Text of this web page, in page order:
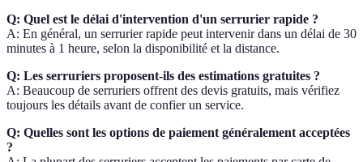
Q: Quel est le délai d'intervention d'un serrurier rapide ?
A: En général, un serrurier rapide peut intervenir dans un délai de 30
minutes à 1 heure, selon la disponibilité et la distance.
Q: Les serruriers proposent-ils des estimations gratuites ?
A: Beaucoup de serruriers offrent des devis gratuits, mais vérifiez
toujours les détails avant de confier un service.
Q: Quelles sont les options de paiement généralement acceptées
?